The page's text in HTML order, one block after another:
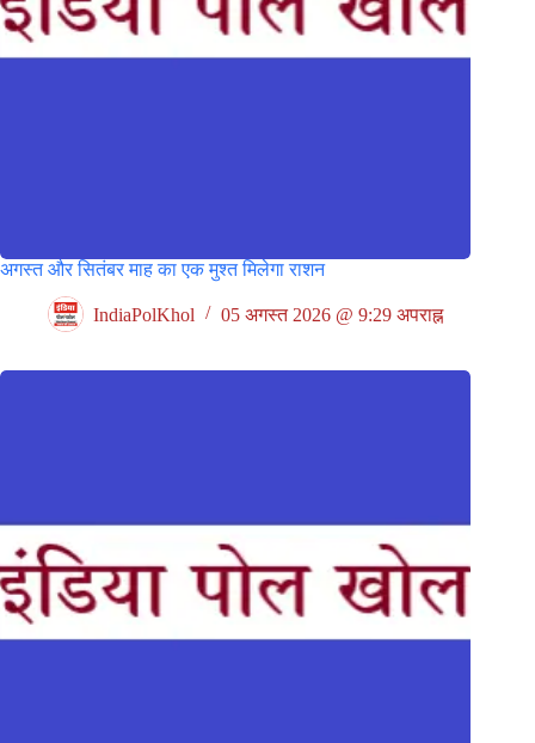
अगस्त और सितंबर माह का एक मुश्त मिलेगा राशन
IndiaPolKhol 05 अगस्त 2026 @ 9:29 अपराह्न